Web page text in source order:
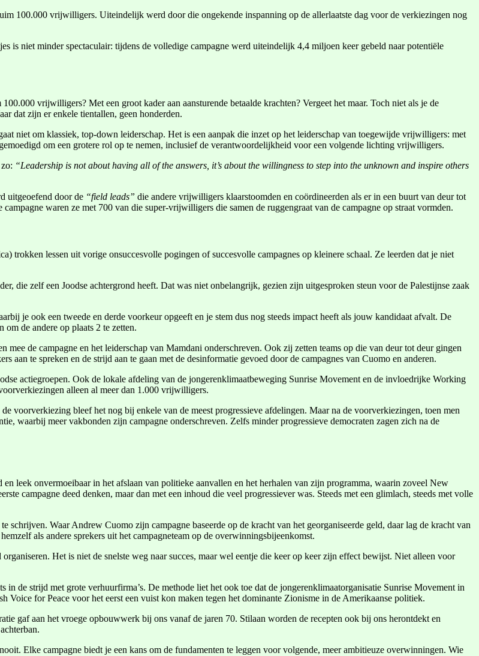
100.000 vrijwilligers. Uiteindelijk werd door die ongekende inspanning op de allerlaatste dag voor de verkiezingen nog
is niet minder spectaculair: tijdens de volledige campagne werd uiteindelijk 4,4 miljoen keer gebeld naar potentiële
vrijwilligers? Met een groot kader aan aansturende betaalde krachten? Vergeet het maar. Toch niet als je de
dat zijn er enkele tientallen, geen honderden.
niet om klassiek, top-down leiderschap. Het is een aanpak die inzet op het leiderschap van toegewijde vrijwilligers: met
om een grotere rol op te nemen, inclusief de verantwoordelijkheid voor een volgende lichting vrijwilligers.
“Leadership is not about having all of the answers, it’s about the willingness to step into the unknown and inspire others
uitgeoefend door de “field leads” die andere vrijwilligers klaarstoomden en coördineerden als er in een buurt van deur tot
waren ze met 700 van die super-vrijwilligers die samen de ruggengraat van de campagne op straat vormden.
trokken lessen uit vorige onsuccesvolle pogingen of succesvolle campagnes op kleinere schaal. Ze leerden dat je niet
die zelf een Joodse achtergrond heeft. Dat was niet onbelangrijk, gezien zijn uitgesproken steun voor de Palestijnse zaak
je ook een tweede en derde voorkeur opgeeft en je stem dus nog steeds impact heeft als jouw kandidaat afvalt. De
de andere op plaats 2 te zetten.
de campagne en het leiderschap van Mamdani onderschreven. Ook zij zetten teams op die van deur tot deur gingen
aan te spreken en de strijd aan te gaan met de desinformatie gevoed door de campagnes van Cuomo en anderen.
actiegroepen. Ook de lokale afdeling van de jongerenklimaatbeweging Sunrise Movement en de invloedrijke Working
alleen al meer dan 1.000 vrijwilligers.
voorverkiezing bleef het nog bij enkele van de meest progressieve afdelingen. Maar na de voorverkiezingen, toen men
waarbij meer vakbonden zijn campagne onderschreven. Zelfs minder progressieve democraten zagen zich na de
leek onvermoeibaar in het afslaan van politieke aanvallen en het herhalen van zijn programma, waarin zoveel New
campagne deed denken, maar dan met een inhoud die veel progressiever was. Steeds met een glimlach, steeds met volle
schrijven. Waar Andrew Cuomo zijn campagne baseerde op de kracht van het georganiseerde geld, daar lag de kracht van
als andere sprekers uit het campagneteam op de overwinningsbijeenkomst.
Het is niet de snelste weg naar succes, maar wel eentje die keer op keer zijn effect bewijst. Niet alleen voor
de strijd met grote verhuurfirma’s. De methode liet het ook toe dat de jongerenklimaatorganisatie Sunrise Movement in
for Peace voor het eerst een vuist kon maken tegen het dominante Zionisme in de Amerikaanse politiek.
gaf aan het vroege opbouwwerk bij ons vanaf de jaren 70. Stilaan worden de recepten ook bij ons herontdekt en
Elke campagne biedt je een kans om de fundamenten te leggen voor volgende, meer ambitieuze overwinningen. Wie